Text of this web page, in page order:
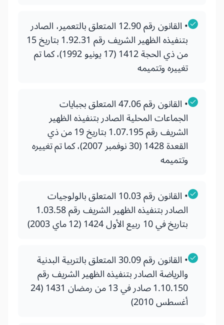
• القانون رقم 12.90 المتعلق بالتعمير، الصادر
بتنفيذه الظهير الشريف رقم 1.92.31 بتاريخ 15
من ذي الحجة 1412 (17 يونيو 1992)، كما تم
تغييره وتتميمه
• القانون رقم 47.06 المتعلق بجبايات
الجماعات المحلية الصادر بتنفيذه الظهير
الشريف رقم 1.07.195 بتاريخ 19 من ذي
القعدة 1428 (30 نوفمبر 2007)، كما تم تغييره
وتتميمه
• القانون رقم 10.03 المتعلق بالولوجيات
الصادر بتنفيذه الظهير الشريف رقم 1.03.58
بتاريخ في 10 ربيع الأول 1424 (12 ماي 2003)
• القانون رقم 30.09 المتعلق بالتربية البدنية
والرياضة الصادر بتنفيذه الظهير الشريف رقم
1.10.150 صادر في 13 من رمضان 1431 (24
أغسطس 2010)